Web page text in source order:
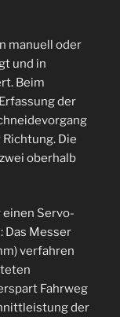
manuell oder
und in
Beim
der
Die
oberhalb
Servo-
Das Messer
verfahren
Fahrweg
der